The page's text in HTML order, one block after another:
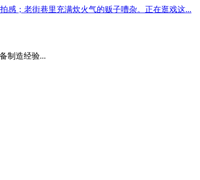
感；老街巷里充满炊火气的贩子嘈杂。正在逛戏这...
制造经验...